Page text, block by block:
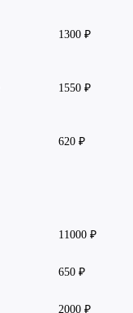
1300 ₽
1550 ₽
620 ₽
11000 ₽
650 ₽
2000 ₽